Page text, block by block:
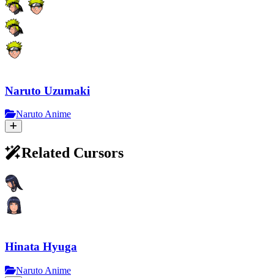
Naruto Uzumaki
Naruto Anime
Related Cursors
Hinata Hyuga
Naruto Anime